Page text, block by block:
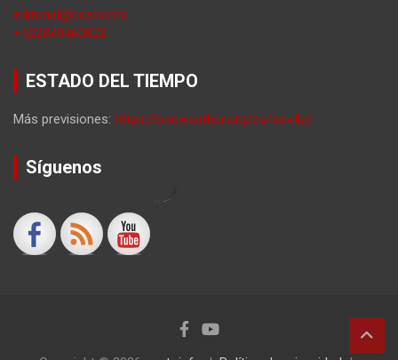
editorial@ncstv.info
+522849460822
ESTADO DEL TIEMPO
Más previsiones: https://oneweather.org/es/seville/
Síguenos